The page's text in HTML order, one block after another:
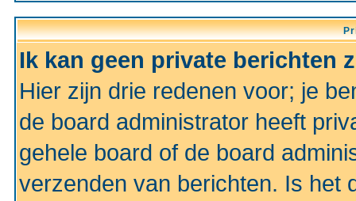
Ik kan geen private berichten
Hier zijn drie redenen voor; je
de board administrator heeft
gehele board of de board
verzenden van berichten. Is het